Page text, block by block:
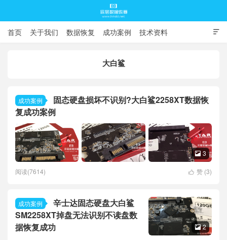

首页 关于我们 数据恢复 成功案例 技术资料
大白鲨
成功案例
固态硬盘损坏不识别?大白鲨2258XT数据恢
复成功案例
 3
 赞 (3)
阅读(7614)
成功案例
辛士达固态硬盘大白鲨
SM2258XT掉盘无法识别不读盘数
据恢复成功
 2